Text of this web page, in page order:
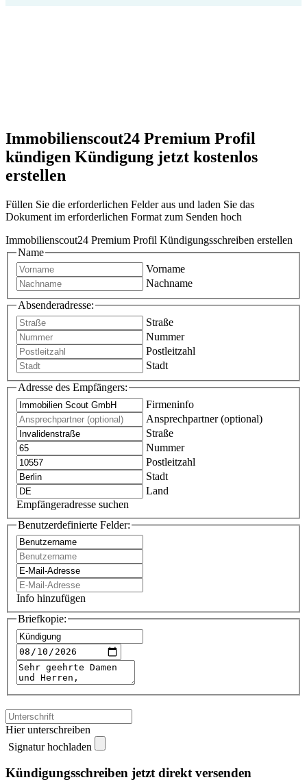
Immobilienscout24 Premium Profil
kündigen Kündigung jetzt kostenlos
erstellen
Füllen Sie die erforderlichen Felder aus und laden Sie das
Dokument im erforderlichen Format zum Senden hoch
Immobilienscout24 Premium Profil Kündigungsschreiben erstellen
Name
Vorname
Nachname
Absenderadresse:
Straße
Nummer
Postleitzahl
Stadt
Adresse des Empfängers:
Firmeninfo
Ansprechpartner (optional)
Straße
Nummer
Postleitzahl
Stadt
Land
Empfängeradresse suchen
Benutzerdefinierte Felder:
Info hinzufügen
Briefkopie:
Hier unterschreiben
Signatur hochladen
Kündigungsschreiben jetzt direkt versenden